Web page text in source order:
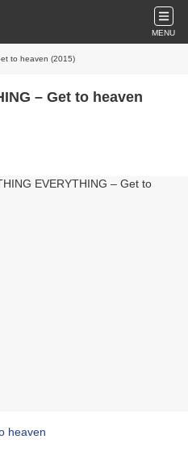
MENU
to heaven (2015)
– Get to heaven